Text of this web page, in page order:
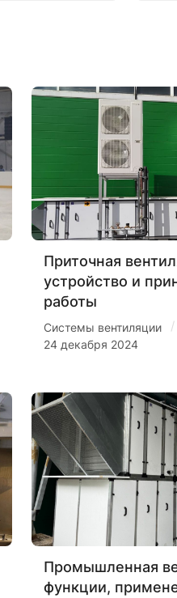
Приточная
устройство и
работы
Системы вентиляции /
24 декабря 2024
Промышленная
функции,